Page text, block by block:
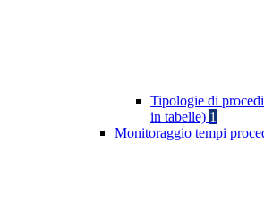
Tipologie di
in tabelle) 1
Monitoraggio tempi